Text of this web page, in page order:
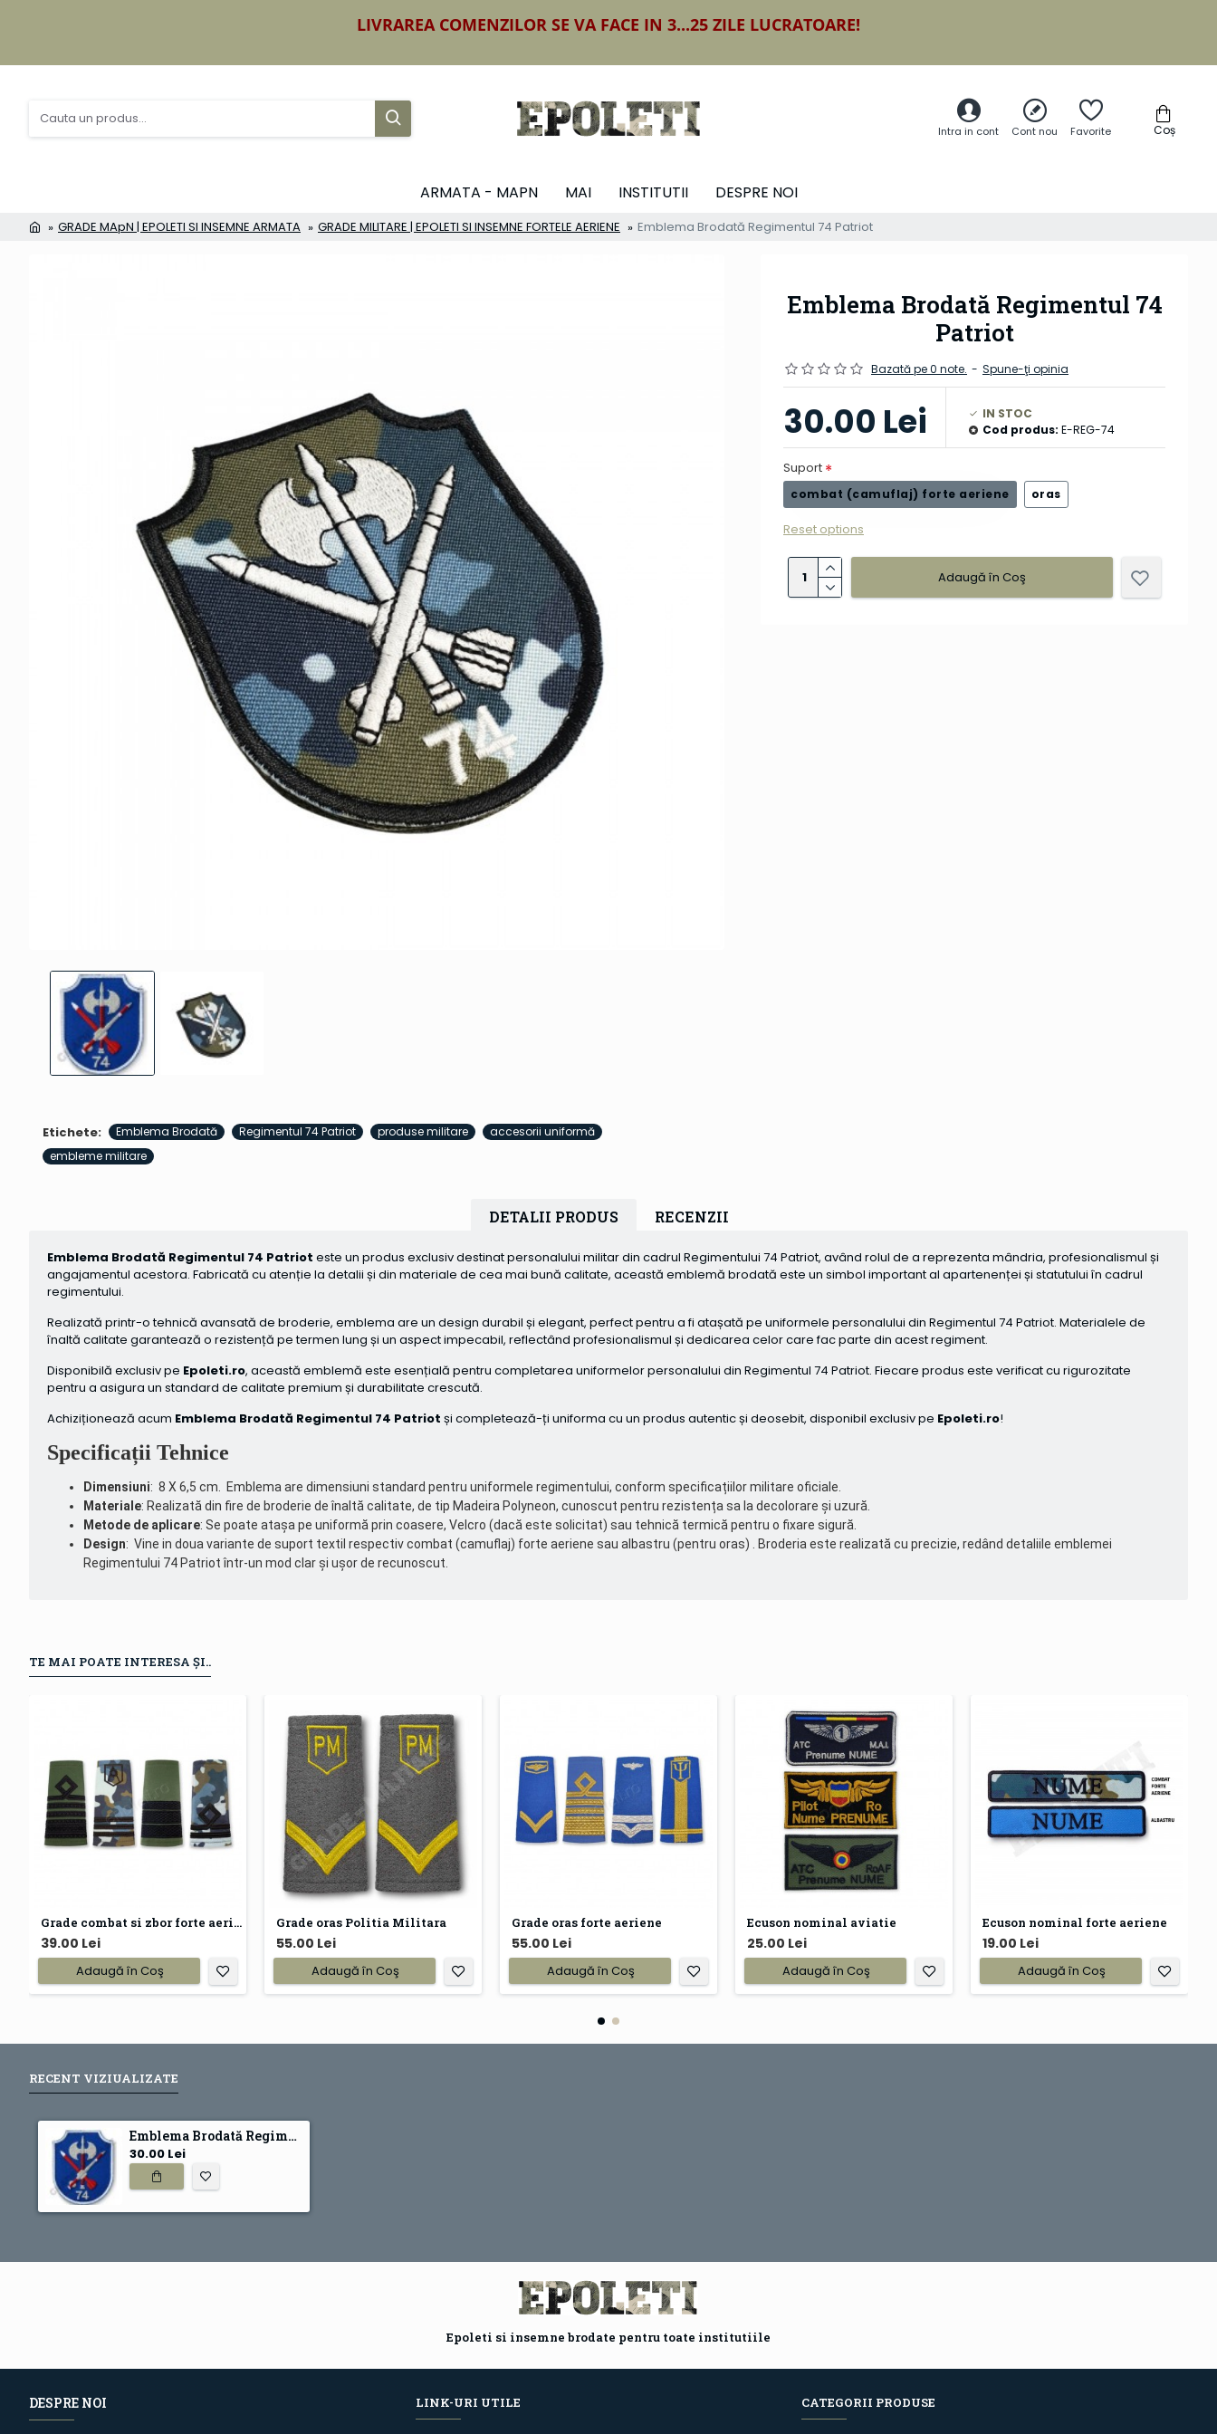
LIVRAREA COMENZILOR SE VA FACE IN 3...25 ZILE LUCRATOARE!
Intra in cont Cont nou Favorite Coș
ARMATA - MAPN MAI INSTITUTII DESPRE NOI
GRADE MApN | EPOLETI SI INSEMNE ARMATA GRADE MILITARE | EPOLETI SI INSEMNE FORTELE AERIENE Emblema Brodată Regimentul 74 Patriot
Etichete: Emblema Brodată Regimentul 74 Patriot produse militare
accesorii uniformă
embleme militare
Emblema Brodată Regimentul 74
Patriot
Bazată pe 0 note. - Spune-ţi opinia
30.00 Lei
IN STOC
Cod produs: E-REG-74
Suport
combat (camuflaj) forte aeriene oras
Reset options
Adaugă în Coş
DETALII PRODUS RECENZII
Emblema Brodată Regimentul 74 Patriot este un produs exclusiv destinat personalului militar din cadrul Regimentului 74 Patriot, având rolul de a reprezenta mândria, profesionalismul și
angajamentul acestora. Fabricată cu atenție la detalii și din materiale de cea mai bună calitate, această emblemă brodată este un simbol important al apartenenței și statutului în cadrul
regimentului.
Realizată printr-o tehnică avansată de broderie, emblema are un design durabil și elegant, perfect pentru a fi atașată pe uniformele personalului din Regimentul 74 Patriot. Materialele de
înaltă calitate garantează o rezistență pe termen lung și un aspect impecabil, reflectând profesionalismul și dedicarea celor care fac parte din acest regiment.
Disponibilă exclusiv pe Epoleti.ro, această emblemă este esențială pentru completarea uniformelor personalului din Regimentul 74 Patriot. Fiecare produs este verificat cu rigurozitate
pentru a asigura un standard de calitate premium și durabilitate crescută.
Achiziționează acum Emblema Brodată Regimentul 74 Patriot și completează-ți uniforma cu un produs autentic și deosebit, disponibil exclusiv pe Epoleti.ro!
Specificații Tehnice
Dimensiuni: 8 X 6,5 cm. Emblema are dimensiuni standard pentru uniformele regimentului, conform specificațiilor militare oficiale.
Materiale: Realizată din fire de broderie de înaltă calitate, de tip Madeira Polyneon, cunoscut pentru rezistența sa la decolorare și uzură.
Metode de aplicare: Se poate atașa pe uniformă prin coasere, Velcro (dacă este solicitat) sau tehnică termică pentru o fixare sigură.
Design: Vine in doua variante de suport textil respectiv combat (camuflaj) forte aeriene sau albastru (pentru oras) . Broderia este realizată cu precizie, redând detaliile emblemei
Regimentului 74 Patriot într-un mod clar și ușor de recunoscut.
TE MAI POATE INTERESA ȘI..
Grade combat si zbor forte aeriene
39.00 Lei
Adaugă în Coş
Grade oras Politia Militara
55.00 Lei
Adaugă în Coş
Grade oras forte aeriene
55.00 Lei
Adaugă în Coş
Ecuson nominal aviatie
25.00 Lei
Adaugă în Coş
Ecuson nominal forte aeriene
19.00 Lei
Adaugă în Coş
RECENT VIZIUALIZATE
Emblema Brodată Regimentul 74 Patriot
30.00 Lei
Epoleti si insemne brodate pentru toate institutiile
DESPRE NOI LINK-URI UTILE CATEGORII PRODUSE